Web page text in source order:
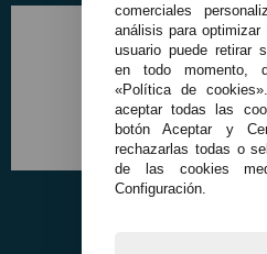
comerciales
análisis para optimizar
usuario puede retirar
en todo momento,
«Política de
aceptar todas las
botón Aceptar y
rechazarlas todas o
de las cookies
Configuración.